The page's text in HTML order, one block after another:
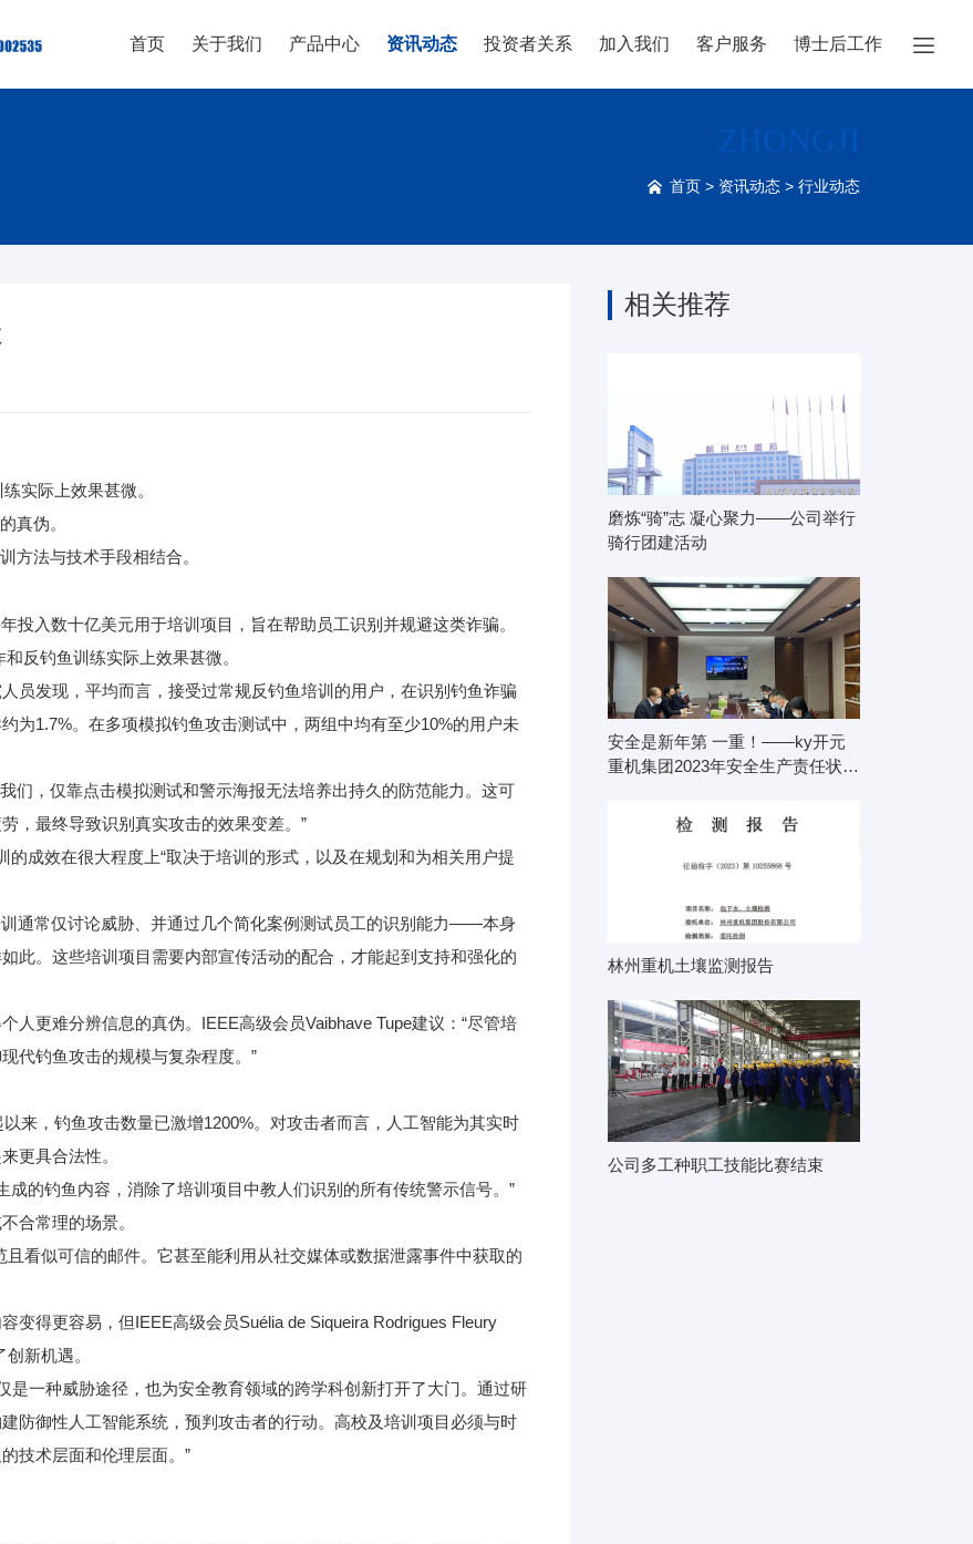
首页 关于我们 产品中心 资讯动态 投资者关系 加入我们 客户服务 博士后工作 
ZHONGJI
首页 > 资讯动态 > 行业动态
实际上效果甚微。
真伪。
方法与技术手段相结合。
投入数十亿美元用于培训项目，旨在帮助员工识别并规避这类诈骗。
反钓鱼训练实际上效果甚微。
员发现，平均而言，接受过常规反钓鱼培训的用户，在识别钓鱼诈骗
为1.7%。在多项模拟钓鱼攻击测试中，两组中均有至少10%的用户未
们，仅靠点击模拟测试和警示海报无法培养出持久的防范能力。这可
，最终导致识别真实攻击的效果变差。”
成效在很大程度上“取决于培训的形式，以及在规划和为相关用户提
通常仅讨论威胁、并通过几个简化案例测试员工的识别能力——本身
此。这些培训项目需要内部宣传活动的配合，才能起到支持和强化的
人更难分辨信息的真伪。IEEE高级会员Vaibhave Tupe建议：“尽管培
代钓鱼攻击的规模与复杂程度。”
来，钓鱼攻击数量已激增1200%。对攻击者而言，人工智能为其实时
更具合法性。
成的钓鱼内容，消除了培训项目中教人们识别的所有传统警示信号。”
合常理的场景。
看似可信的邮件。它甚至能利用从社交媒体或数据泄露事件中获取的
变得更容易，但IEEE高级会员Suélia de Siqueira Rodrigues Fleury
新机遇。
是一种威胁途径，也为安全教育领域的跨学科创新打开了大门。通过研
防御性人工智能系统，预判攻击者的行动。高校及培训项目必须与时
技术层面和伦理层面。”
相关推荐
磨炼“骑”志 凝心聚力——公司举行
骑行团建活动
安全是新年第 一重！——ky开元
重机集团2023年安全生产责任状签
林州重机土壤监测报告
公司多工种职工技能比赛结束